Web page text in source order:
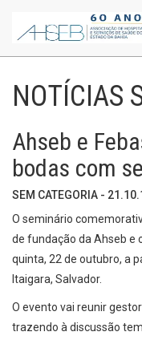
NOTÍCIAS
Ahseb e
bodas com
SEM CATEGORIA -
O seminário
de fundação da Ahseb e
quinta, 22 de outubro, a
Itaigara, Salvador.
O evento vai reunir
trazendo à discussão